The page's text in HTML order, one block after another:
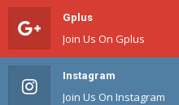
Gplus
Join Us On Gplus
Instagram
Join Us On Instagram